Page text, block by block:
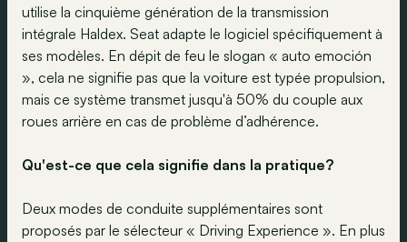
utilise la cinquième génération de la transmission
intégrale Haldex. Seat adapte le logiciel spécifiquement à
ses modèles. En dépit de feu le slogan « auto emoción
», cela ne signifie pas que la voiture est typée propulsion,
mais ce système transmet jusqu'à 50% du couple aux
roues arrière en cas de problème d’adhérence.
Qu'est-ce que cela signifie dans la pratique?
Deux modes de conduite supplémentaires sont
proposés par le sélecteur « Driving Experience ». En plus